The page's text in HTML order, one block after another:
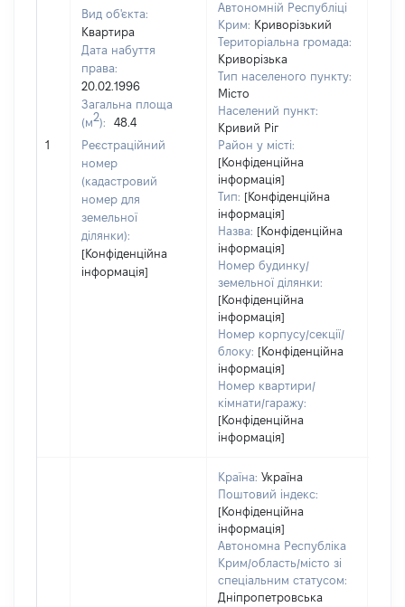
1
Вид об'єкта:
Квартира
Дата набуття
права:
20.02.1996
Загальна площа
(м2):
48.4
Реєстраційний
номер
(кадастровий
номер для
земельної
ділянки):
[Конфіденційна
інформація]
Автономній Республіці
Крим: Криворізький
Територіальна громада:
Криворізька
Тип населеного пункту:
Місто
Населений пункт:
Кривий Ріг
Район у місті:
[Конфіденційна
інформація]
Тип: [Конфіденційна
інформація]
Назва: [Конфіденційна
інформація]
Номер будинку/
земельної ділянки:
[Конфіденційна
інформація]
Номер корпусу/секції/
блоку: [Конфіденційна
інформація]
Номер квартири/
кімнати/гаражу:
[Конфіденційна
інформація]
Країна: Україна
Поштовий індекс:
[Конфіденційна
інформація]
Автономна Республіка
Крим/область/місто зі
спеціальним статусом:
Дніпропетровська